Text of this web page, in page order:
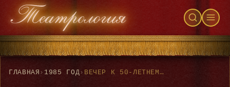
ГЛАВНАЯ › 1985 ГОД› ВЕЧЕР К 50-ЛЕТНЕМУ ЮБИЛЕЮ СЦЕНИЧЕСКОЙ ДЕЯТЕЛЬНОСТИ АРКАДИЯ РАЙКИНА